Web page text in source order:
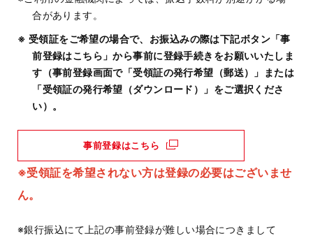
合があります。
※ 受領証をご希望の場合で、お振込みの際は下記ボタン「事
前登録はこちら」から事前に登録手続きをお願いいたしま
す（事前登録画面で「受領証の発行希望（郵送）」または
「受領証の発行希望（ダウンロード）」をご選択くださ
い）。
事前登録はこちら
※受領証を希望されない方は登録の必要はございませ
ん。
※銀行振込にて上記の事前登録が難しい場合につきまして